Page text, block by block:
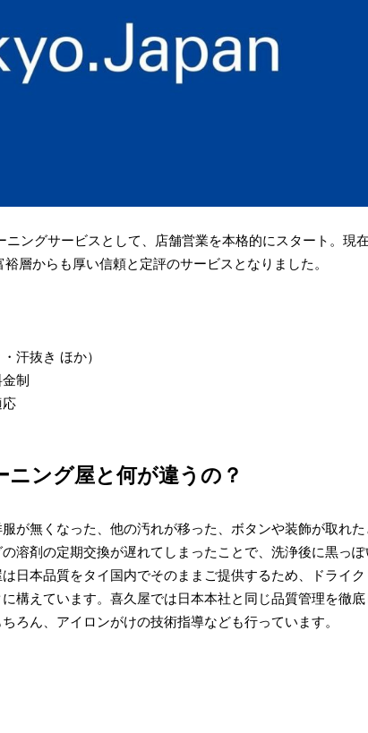
ングサービスとして、店舗営業を本格的にスタート。現
層からも厚い信頼と定評のサービスとなりました。
汗抜き ほか）
制
応
ング屋と何が違うの？
が無くなった、他の汚れが移った、ボタンや装飾が取れ
溶剤の定期交換が遅れてしまったことで、洗浄後に黒っ
日本品質をタイ国内でそのままご提供するため、ドライ
構えています。喜久屋では日本本社と同じ品質管理を徹
ろん、アイロンがけの技術指導なども行っています。